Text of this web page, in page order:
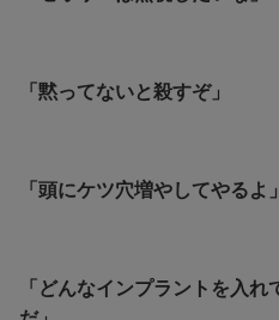
「黙ってないと殺すぞ」
「頭にケツ穴増やしてやるよ」
「どんなインプラントを入